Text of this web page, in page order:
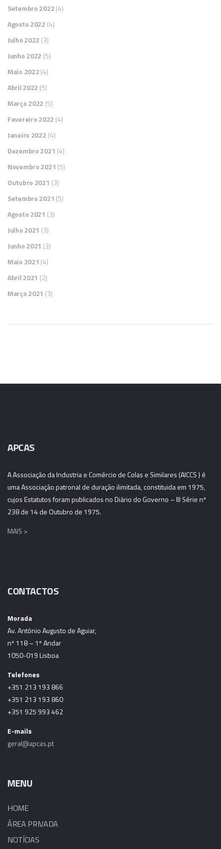
Setembro 2022(4)
Agosto 2022 (4)
Julho 2022 (3)
Junho 2022 (5)
Maio 2022(4)
Abril 2022 (5)
Março 2022 (5)
Fevereiro 2022 (4)
Janeiro 2022 (4)
Dezembro 2021 (4)
Novembro 2021 (5)
Outubro 2021 (3)
Setembro 2021 (5)
Agosto 2021 (3)
Julho 2021 (3)
Junho 2021 (3)
Maio 2021 (4)
Abril 2021 (2)
Março 2021 (3)
APCAS
A Associação da Industria e Comércio de Colas e Similares (AICCS ) é
uma Associação patronal de duração ilimitada, constituida em 1975,
cujos Estatutos foram publicados no Diário do Governo – III Série nº
238 de 14 de Outubro de 1975.
MAIS >
CONTACTOS
Morada
Av. António Augusto de Aguiar,
nº 118 – 1º Andar
1050-019 Lisboa
Telefones
+351 213 193 866
+351 213 193 860
+351 925 993 462
E-mails
geral@apcas.pt
MENU
HOME
ÁREA PRIVADA
NOTÍCIAS